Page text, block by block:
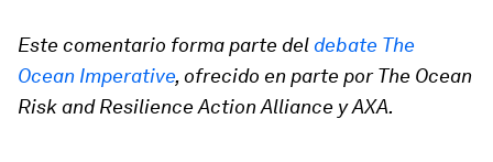
Este comentario forma parte deldebate The
Ocean Imperative, ofrecido en parte por The Ocean
Risk and Resilience Action Alliance y AXA.